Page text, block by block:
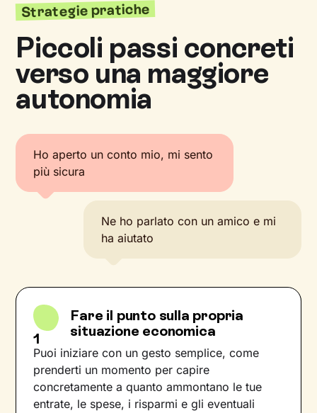
Strategie pratiche
Piccoli passi concreti
verso una maggiore
autonomia
Ho aperto un conto mio, mi sento
più sicura
Ne ho parlato con un amico e mi
ha aiutato
1
Fare il punto sulla propria
situazione economica
Puoi iniziare con un gesto semplice, come
prenderti un momento per capire
concretamente a quanto ammontano le tue
entrate, le spese, i risparmi e gli eventuali